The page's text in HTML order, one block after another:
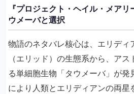
『プロジェクト・ヘイル・メア
ウメーバと選択
物語のネタバレ核心は、エリディ
（エリッド）の生態系から、ア
る単細胞生物「タウメーバ」が
により人類とエリディアンの両星